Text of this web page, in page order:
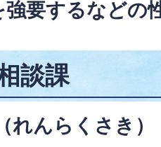
強要するなどの
談課
れんらくさき）